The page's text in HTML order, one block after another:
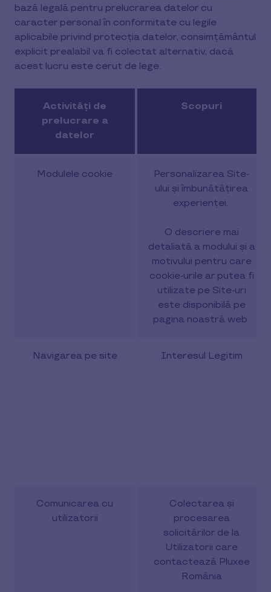
bază legală pentru prelucrarea datelor cu
caracter personal în conformitate cu legile
aplicabile privind protecția datelor, consimțământul
explicit prealabil va fi colectat alternativ, dacă
acest lucru este cerut de lege.
Activități de
prelucrare a
datelor
Scopuri
Modulele cookie
Personalizarea Site-
ului și îmbunătățirea
experienței.
O descriere mai
detaliată a modului și a
motivului pentru care
cookie-urile ar putea fi
utilizate pe Site-uri
este disponibilă pe
pagina noastră web
Navigarea pe site Interesul Legitim
Comunicarea cu
utilizatorii
Colectarea și
procesarea
solicitărilor de la
Utilizatorii care
contactează Pluxee
România